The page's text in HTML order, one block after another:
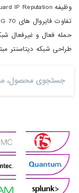
وظیفه FortiGuard IP Reputation چیست؟
تفاوت فایروال های 70 G و 70 F و 60F فورتی‌گیت
حمله فعال و غیرفعال
طراحی شبکه دیتاسنتر